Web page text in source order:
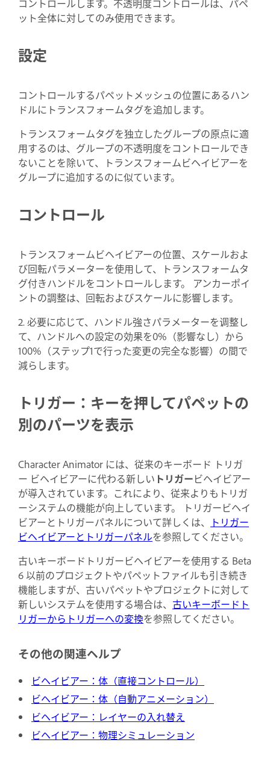
コントロールします。不透明度コントロールは、パペ
ット全体に対してのみ使用できます。
設定
コントロールするパペットメッシュの位置にあるハン
ドルにトランスフォームタグを追加します。
トランスフォームタグを独立したグループの原点に適
用するのは、グループの不透明度をコントロールでき
ないことを除いて、トランスフォームビヘイビアーを
グループに追加するのに似ています。
コントロール
トランスフォームビヘイビアーの位置、スケールおよ
び回転パラメーターを使用して、トランスフォームタ
グ付きハンドルをコントロールします。 アンカーポイ
ントの調整は、回転およびスケールに影響します。
2. 必要に応じて、ハンドル強さパラメーターを调整し
て、ハンドルへの設定の効果を0%（影響なし）から
100%（ステップ1で行った変更の完全な影響）の間で
減らします。
トリガー：キーを押してパペットの
別のパーツを表示
Character Animator には、従来のキーボード トリガ
ー ビヘイビアーに代わる新しい トリガービヘイビアー
が導入されています。これにより、従来よりもトリガ
ーシステムの機能が向上しています。 トリガービヘイ
ビアーとトリガーパネルについて詳しくは、
トリガー
ビヘイビアーとトリガーパネルを参照してください。
古いキーボードトリガービヘイビアーを使用する Beta
6 以前のプロジェクトやパペットファイルも引き続き
機能しますが、古いパペットやプロジェクトに対して
新しいシステムを使用する場合は、 古いキーボードト
リガーからトリガーへの変換を参照してください。
その他の関連ヘルプ
ビヘイビアー：体（直接コントロール）
ビヘイビアー：体（自動アニメーション）
ビヘイビアー：レイヤーの入れ替え
ビヘイビアー：物理シミュレーション